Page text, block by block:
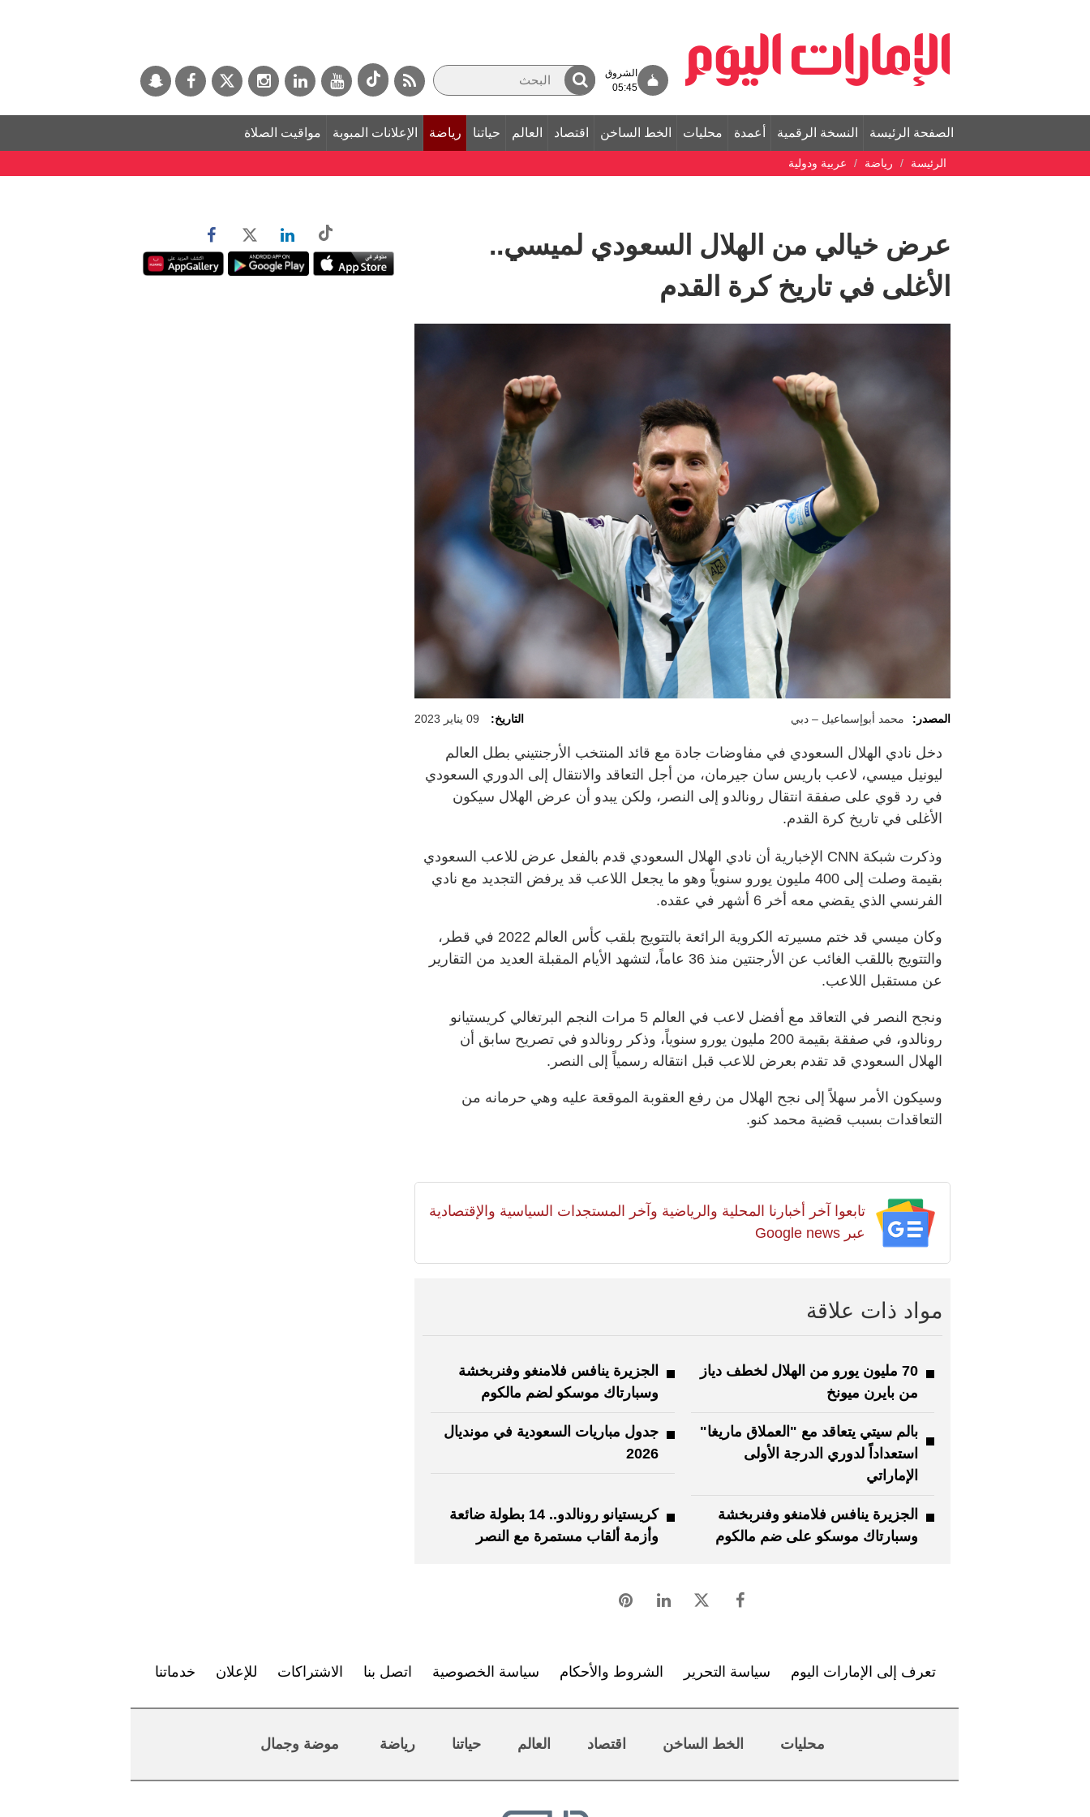
الشروق
05:45
الصفحة الرئيسة النسخة الرقمية أعمدة محليات الخط الساخن اقتصاد العالم حياتنا رياضة الإعلانات المبوبة مواقيت الصلاة
الرئيسة رياضة عربية ودولية
عرض خيالي من الهلال السعودي لميسي..
الأغلى في تاريخ كرة القدم
المصدر: محمد أبوإسماعيل – دبي التاريخ: 09 يناير 2023
دخل نادي الهلال السعودي في مفاوضات جادة مع قائد المنتخب الأرجنتيني بطل العالم
ليونيل ميسي، لاعب باريس سان جيرمان، من أجل التعاقد والانتقال إلى الدوري السعودي
في رد قوي على صفقة انتقال رونالدو إلى النصر، ولكن يبدو أن عرض الهلال سيكون
الأغلى في تاريخ كرة القدم.
وذكرت شبكة CNN الإخبارية أن نادي الهلال السعودي قدم بالفعل عرض للاعب السعودي
بقيمة وصلت إلى 400 مليون يورو سنوياً وهو ما يجعل اللاعب قد يرفض التجديد مع نادي
الفرنسي الذي يقضي معه أخر 6 أشهر في عقده.
وكان ميسي قد ختم مسيرته الكروية الرائعة بالتتويج بلقب كأس العالم 2022 في قطر،
والتتويج باللقب الغائب عن الأرجنتين منذ 36 عاماً، لتشهد الأيام المقبلة العديد من التقارير
عن مستقبل اللاعب.
ونجح النصر في التعاقد مع أفضل لاعب في العالم 5 مرات النجم البرتغالي كريستيانو
رونالدو، في صفقة بقيمة 200 مليون يورو سنوياً، وذكر رونالدو في تصريح سابق أن
الهلال السعودي قد تقدم بعرض للاعب قبل انتقاله رسمياً إلى النصر.
وسيكون الأمر سهلاً إلى نجح الهلال من رفع العقوبة الموقعة عليه وهي حرمانه من
التعاقدات بسبب قضية محمد كنو.
تابعوا آخر أخبارنا المحلية والرياضية وآخر المستجدات السياسية والإقتصادية
عبر Google news
مواد ذات علاقة
70 مليون يورو من الهلال لخطف دياز
من بايرن ميونخ
الجزيرة ينافس فلامنغو وفنربخشة
وسبارتاك موسكو لضم مالكوم
بالم سيتي يتعاقد مع "العملاق ماريغا"
استعداداً لدوري الدرجة الأولى
الإماراتي
جدول مباريات السعودية في مونديال
2026
الجزيرة ينافس فلامنغو وفنربخشة
وسبارتاك موسكو على ضم مالكوم
كريستيانو رونالدو.. 14 بطولة ضائعة
وأزمة ألقاب مستمرة مع النصر
تعرف إلى الإمارات اليوم سياسة التحرير الشروط والأحكام سياسة الخصوصية اتصل بنا الاشتراكات للإعلان خدماتنا
محليات الخط الساخن اقتصاد العالم حياتنا رياضة موضة وجمال